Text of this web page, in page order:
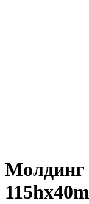
Молдинг